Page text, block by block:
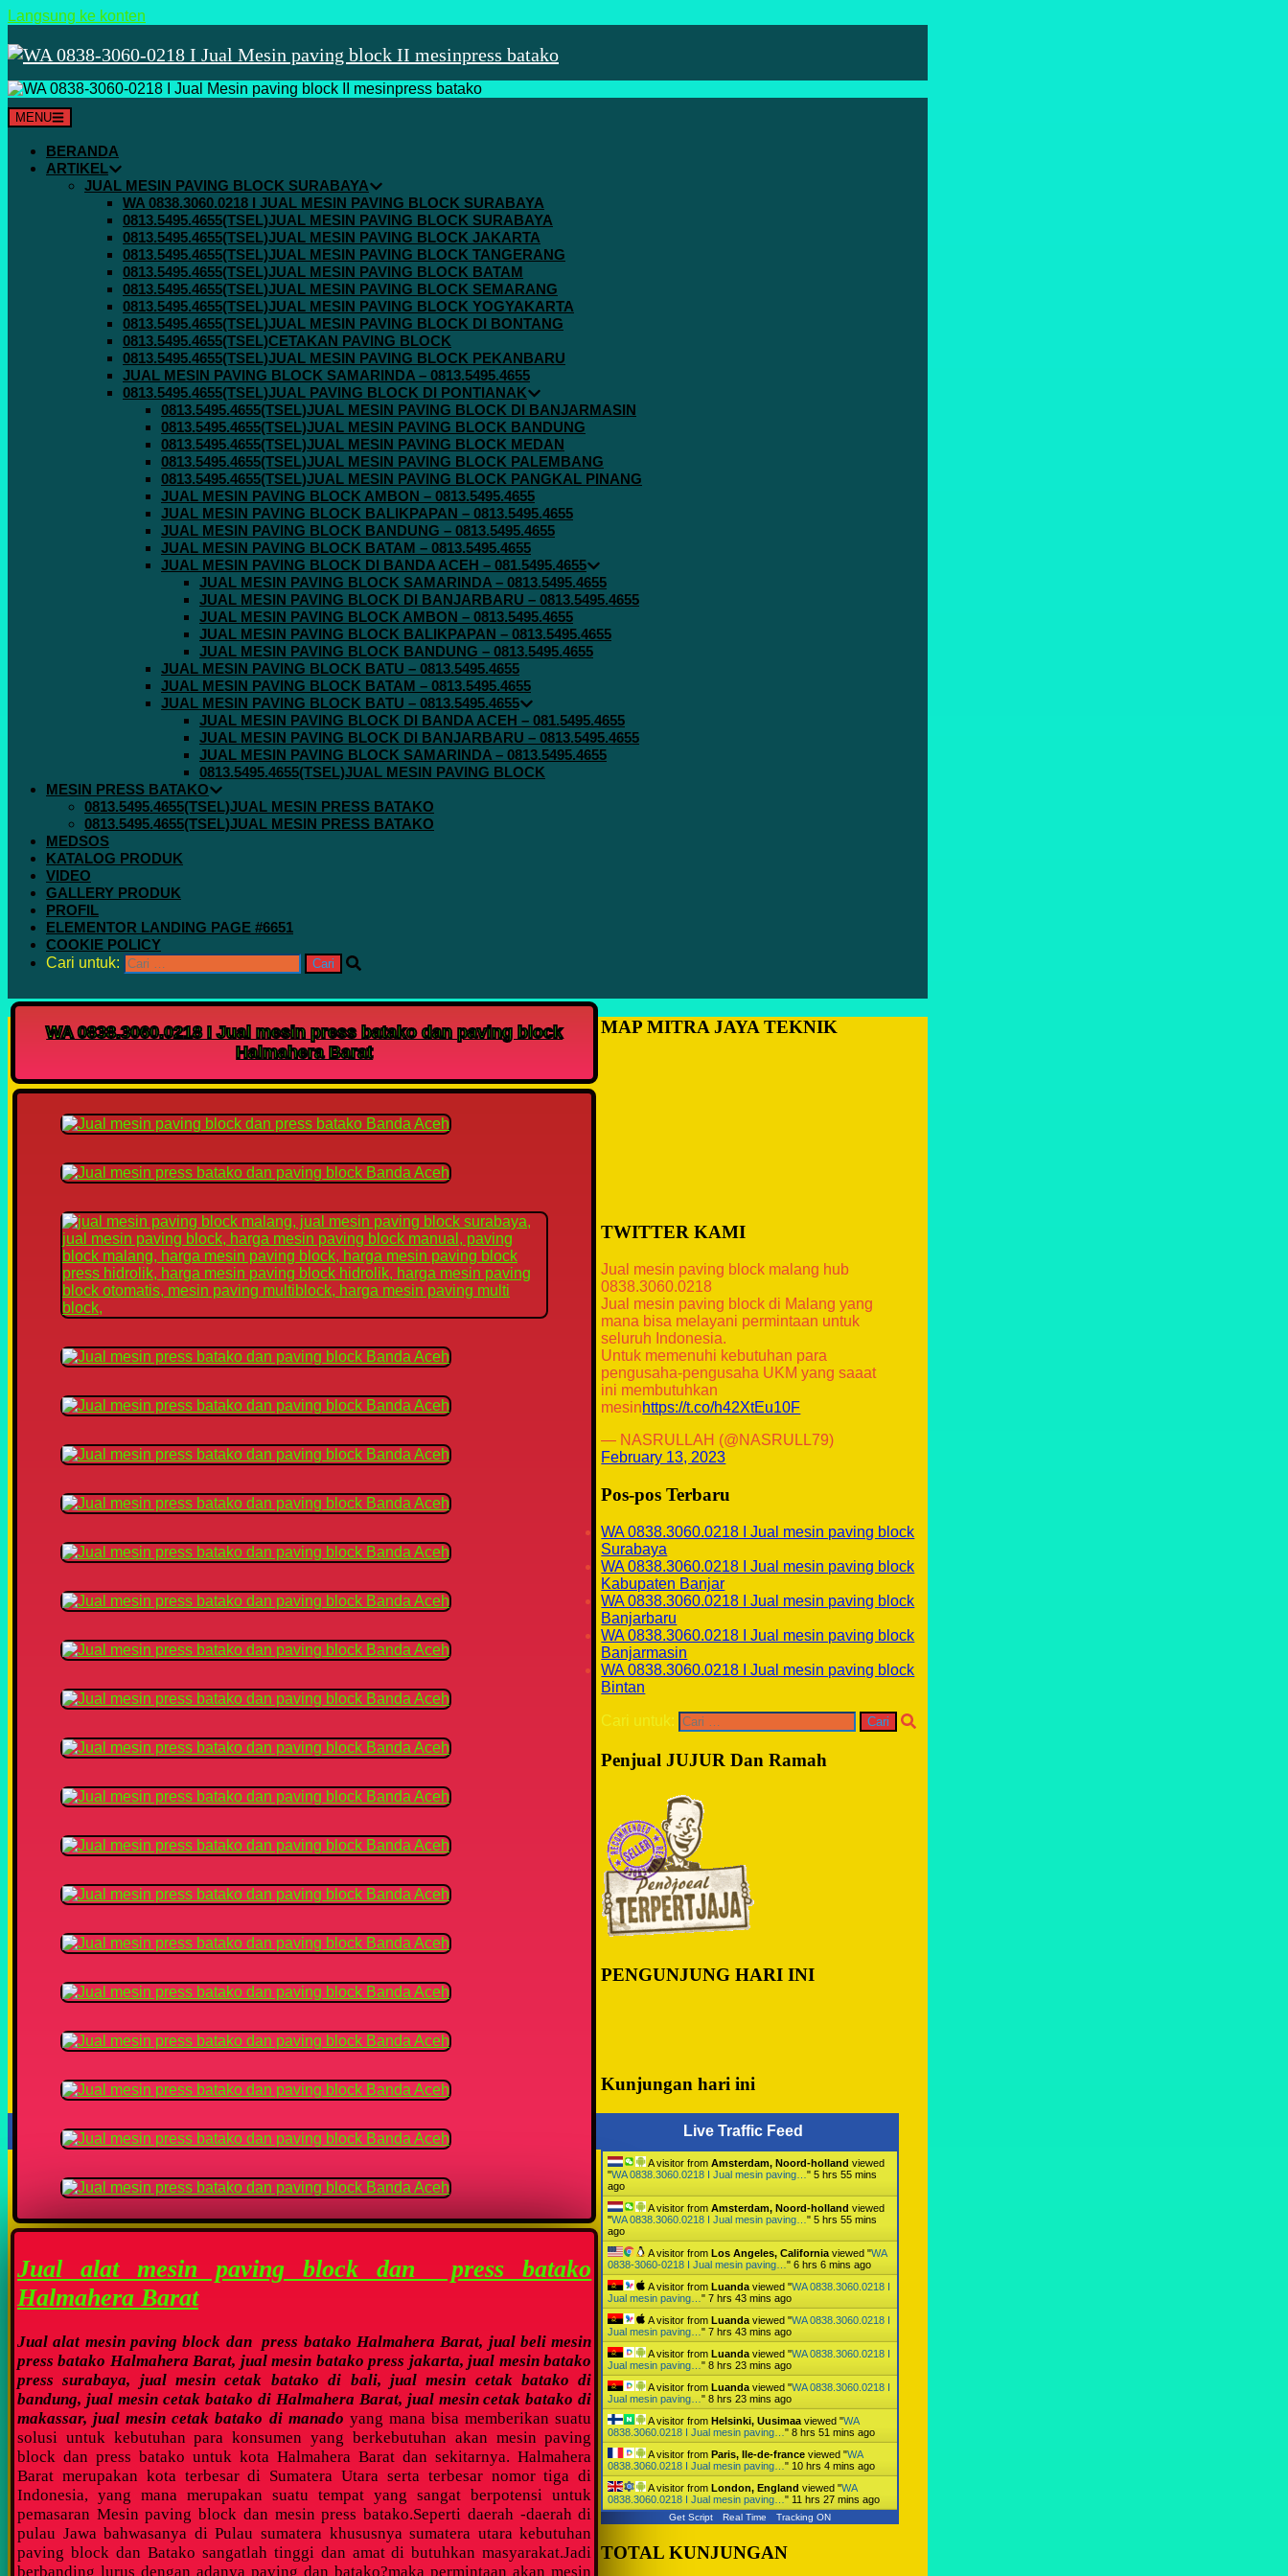
Langsung ke konten
MENU
BERANDA
ARTIKEL
JUAL MESIN PAVING BLOCK SURABAYA
WA 0838.3060.0218 I JUAL MESIN PAVING BLOCK SURABAYA
0813.5495.4655(TSEL)JUAL MESIN PAVING BLOCK SURABAYA
0813.5495.4655(TSEL)JUAL MESIN PAVING BLOCK JAKARTA
0813.5495.4655(TSEL)JUAL MESIN PAVING BLOCK TANGERANG
0813.5495.4655(TSEL)JUAL MESIN PAVING BLOCK BATAM
0813.5495.4655(TSEL)JUAL MESIN PAVING BLOCK SEMARANG
0813.5495.4655(TSEL)JUAL MESIN PAVING BLOCK YOGYAKARTA
0813.5495.4655(TSEL)JUAL MESIN PAVING BLOCK DI BONTANG
0813.5495.4655(TSEL)CETAKAN PAVING BLOCK
0813.5495.4655(TSEL)JUAL MESIN PAVING BLOCK PEKANBARU
JUAL MESIN PAVING BLOCK SAMARINDA – 0813.5495.4655
0813.5495.4655(TSEL)JUAL PAVING BLOCK DI PONTIANAK
0813.5495.4655(TSEL)JUAL MESIN PAVING BLOCK DI BANJARMASIN
0813.5495.4655(TSEL)JUAL MESIN PAVING BLOCK BANDUNG
0813.5495.4655(TSEL)JUAL MESIN PAVING BLOCK MEDAN
0813.5495.4655(TSEL)JUAL MESIN PAVING BLOCK PALEMBANG
0813.5495.4655(TSEL)JUAL MESIN PAVING BLOCK PANGKAL PINANG
JUAL MESIN PAVING BLOCK AMBON – 0813.5495.4655
JUAL MESIN PAVING BLOCK BALIKPAPAN – 0813.5495.4655
JUAL MESIN PAVING BLOCK BANDUNG – 0813.5495.4655
JUAL MESIN PAVING BLOCK BATAM – 0813.5495.4655
JUAL MESIN PAVING BLOCK DI BANDA ACEH – 081.5495.4655
JUAL MESIN PAVING BLOCK SAMARINDA – 0813.5495.4655
JUAL MESIN PAVING BLOCK DI BANJARBARU – 0813.5495.4655
JUAL MESIN PAVING BLOCK AMBON – 0813.5495.4655
JUAL MESIN PAVING BLOCK BALIKPAPAN – 0813.5495.4655
JUAL MESIN PAVING BLOCK BANDUNG – 0813.5495.4655
JUAL MESIN PAVING BLOCK BATU – 0813.5495.4655
JUAL MESIN PAVING BLOCK BATAM – 0813.5495.4655
JUAL MESIN PAVING BLOCK BATU – 0813.5495.4655
JUAL MESIN PAVING BLOCK DI BANDA ACEH – 081.5495.4655
JUAL MESIN PAVING BLOCK DI BANJARBARU – 0813.5495.4655
JUAL MESIN PAVING BLOCK SAMARINDA – 0813.5495.4655
0813.5495.4655(TSEL)JUAL MESIN PAVING BLOCK
MESIN PRESS BATAKO
0813.5495.4655(TSEL)JUAL MESIN PRESS BATAKO
0813.5495.4655(TSEL)JUAL MESIN PRESS BATAKO
MEDSOS
KATALOG PRODUK
VIDEO
GALLERY PRODUK
PROFIL
ELEMENTOR LANDING PAGE #6651
COOKIE POLICY
Cari untuk:
WA 0838.3060.0218 I Jual mesin press batako dan paving block
Halmahera Barat
Jual alat mesin paving block dan press batako
Halmahera Barat
Jual alat mesin paving block dan press batako Halmahera Barat, jual beli mesin
press batako Halmahera Barat, jual mesin batako press jakarta, jual mesin batako
press surabaya, jual mesin cetak batako di bali, jual mesin cetak batako di
bandung, jual mesin cetak batako di Halmahera Barat, jual mesin cetak batako di
makassar, jual mesin cetak batako di manado yang mana bisa memberikan suatu
solusi untuk kebutuhan para konsumen yang berkebutuhan akan mesin paving
block dan press batako untuk kota Halmahera Barat dan sekitarnya. Halmahera
Barat merupakan kota terbesar di Sumatera Utara serta terbesar nomor tiga di
Indonesia, yang mana merupakan suatu tempat yang sangat berpotensi untuk
pemasaran Mesin paving block dan mesin press batako.Seperti daerah -daerah di
pulau Jawa bahwasanya di Pulau sumatera khususnya sumatera utara kebutuhan
paving block dan Batako sangatlah tinggi dan amat di butuhkan masyarakat.Jadi
berbanding lurus dengan adanya paving dan batako?maka permintaan akan mesin
MAP MITRA JAYA TEKNIK
TWITTER KAMI
Jual mesin paving block malang hub
0838.3060.0218
Jual mesin paving block di Malang yang
mana bisa melayani permintaan untuk
seluruh Indonesia.
Untuk memenuhi kebutuhan para
pengusaha-pengusaha UKM yang saaat
ini membutuhkan
mesinhttps://t.co/h42XtEu10F
— NASRULLAH (@NASRULL79)
February 13, 2023
Pos-pos Terbaru
WA 0838.3060.0218 I Jual mesin paving block
Surabaya
WA 0838.3060.0218 I Jual mesin paving block
Kabupaten Banjar
WA 0838.3060.0218 I Jual mesin paving block
Banjarbaru
WA 0838.3060.0218 I Jual mesin paving block
Banjarmasin
WA 0838.3060.0218 I Jual mesin paving block
Bintan
Cari untuk:
Penjual JUJUR Dan Ramah
PENGUNJUNG HARI INI
Kunjungan hari ini
Live Traffic Feed
A visitor fromAmsterdam, Noord-holland viewed
"WA 0838.3060.0218 I Jual mesin paving…"5 hrs 55 mins
ago
A visitor fromAmsterdam, Noord-holland viewed
"WA 0838.3060.0218 I Jual mesin paving…"5 hrs 55 mins
ago
A visitor fromLos Angeles, California viewed "WA
0838-3060-0218 I Jual mesin paving…"6 hrs 6 mins ago
A visitor fromLuanda viewed "WA 0838.3060.0218 I
Jual mesin paving…"7 hrs 43 mins ago
A visitor fromLuanda viewed "WA 0838.3060.0218 I
Jual mesin paving…"7 hrs 43 mins ago
A visitor fromLuanda viewed "WA 0838.3060.0218 I
Jual mesin paving…"8 hrs 23 mins ago
A visitor fromLuanda viewed "WA 0838.3060.0218 I
Jual mesin paving…"8 hrs 23 mins ago
A visitor fromHelsinki, Uusimaa viewed "WA
0838.3060.0218 I Jual mesin paving…"8 hrs 51 mins ago
A visitor fromParis, Ile-de-france viewed "WA
0838.3060.0218 I Jual mesin paving…" 10 hrs 4 mins ago
A visitor fromLondon, England viewed "WA
0838.3060.0218 I Jual mesin paving…" 11 hrs 27 mins ago
Get Script Real Time Tracking ON
TOTAL KUNJUNGAN